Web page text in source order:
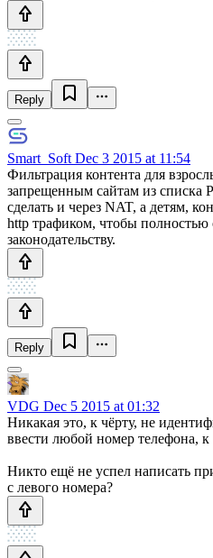
Reply
Smart_Soft Dec 3 2015 at 11:54
Фильтрация контента для
запрещенным сайтам из списка
сделать и через NAT, а детям,
http трафиком, чтобы полностью
законодательству.
Reply
VDG Dec 5 2015 at 01:32
Никакая это, к чёрту, не
ввести любой номер телефона, к
Никто ещё не успел написать
с левого номера?